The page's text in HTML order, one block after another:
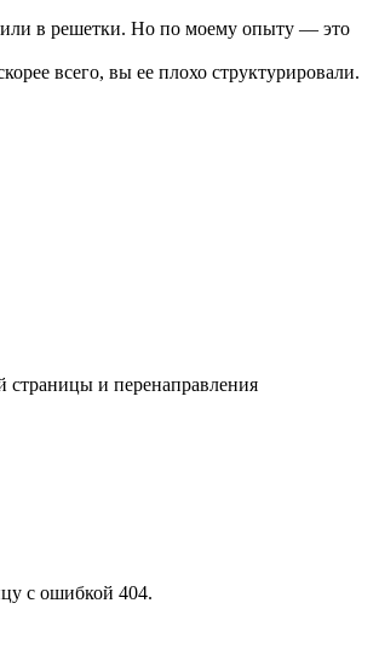
в решетки. Но по моему опыту — это
всего, вы ее плохо структурировали.
страницы и перенаправления
с ошибкой 404.